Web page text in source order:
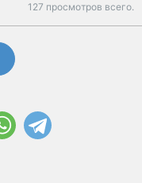
127 просмотров всего.